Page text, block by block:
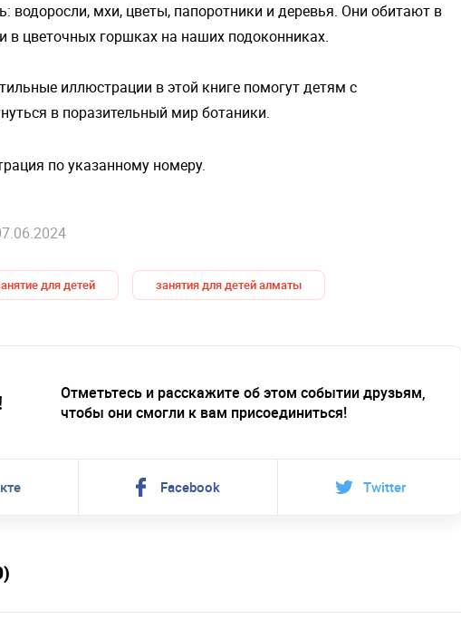
водоросли, мхи, цветы, папоротники и деревья. Они обитают в
в цветочных горшках на наших подоконниках.
иллюстрации в этой книге помогут детям с
в поразительный мир ботаники.
по указанному номеру.
для детей занятия для детей алматы
Отметьтесь и расскажите об этом событии друзьям,
чтобы они смогли к вам присоединиться!
Facebook Twitter